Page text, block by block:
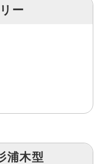
ー
浦木型